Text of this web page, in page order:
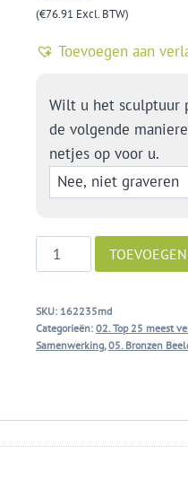
(€76.91 Excl. BTW)
Toevoegen aan
Wilt u het sculptuur
de volgende
netjes op voor u.
Één
zijn
SKU: 162235md
Categorieën: 02. Top 25 meest
Samenwerking, 05. Bronzen